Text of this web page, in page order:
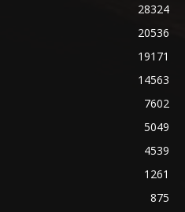
28324
20536
19171
14563
7602
5049
4539
1261
875